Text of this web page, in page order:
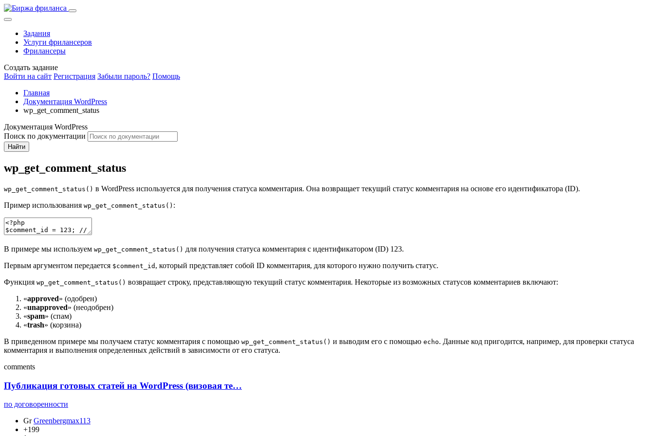
Задания
Услуги фрилансеров
Фрилансеры
Создать задание
Войти на сайт Регистрация Забыли пароль? Помощь
Главная
Документация WordPress
wp_get_comment_status
Документация WordPress
Поиск по документации
Найти
wp_get_comment_status
wp_get_comment_status() в WordPress используется для получения статуса комментария. Она возвращает текущий статус комментария на основе его идентификатора (ID).
Пример использования wp_get_comment_status() :
В примере мы используем wp_get_comment_status() для получения статуса комментария с идентификатором (ID) 123.
Первым аргументом передается $comment_id , который представляет собой ID комментария, для которого нужно получить статус.
Функция wp_get_comment_status() возвращает строку, представляющую текущий статус комментария. Некоторые из возможных статусов комментариев включают:
«approved» (одобрен)
«unapproved» (неодобрен)
«spam» (спам)
«trash» (корзина)
В приведенном примере мы получаем статус комментария с помощью wp_get_comment_status() и выводим его с помощью echo. Данные код пригодится, например, для проверки статуса
комментария и выполнения определенных действий в зависимости от его статуса.
comments
Публикация готовых статей на WordPress (визовая те…
по договоренности
Gr Greenbergmax113
+199